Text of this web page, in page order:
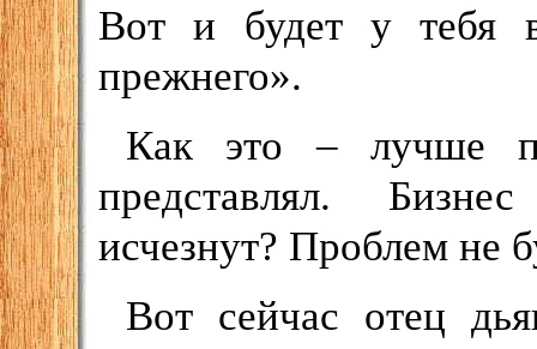
Вот и будет у тебя
прежнего».
Как это – лучше
представлял.
исчезнут? Проблем не
Вот сейчас отец